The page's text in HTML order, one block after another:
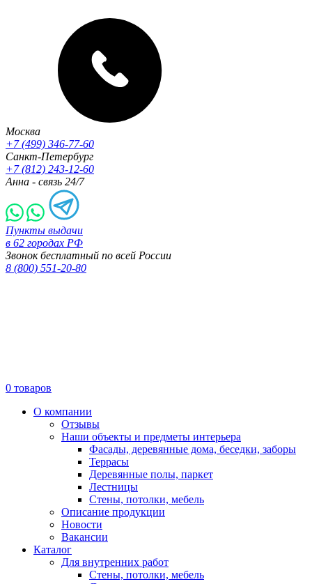
Москва
+7 (499) 346-77-60
Санкт-Петербург
+7 (812) 243-12-60
Анна - связь 24/7
Пункты выдачи
в 62 городах РФ
Звонок бесплатный по всей России
8 (800) 551-20-80
0 товаров
О компании
Отзывы
Наши объекты и предметы интерьера
Фасады, деревянные дома, беседки, заборы
Террасы
Деревянные полы, паркет
Лестницы
Стены, потолки, мебель
Описание продукции
Новости
Вакансии
Каталог
Для внутренних работ
Стены, потолки, мебель